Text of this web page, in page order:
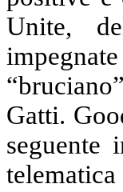
Unite,
Gatti.
seguente